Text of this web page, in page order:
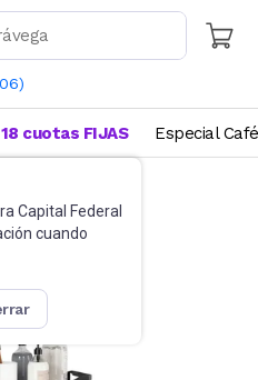
)
Capital Federal
cuando
18 cuotas FIJAS Especial Café